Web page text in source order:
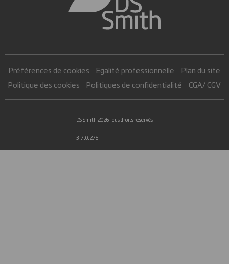
Préférences de cookies Egalité professionnelle
Plan du site
Politique des cookies
Politiques de confidentialité CGA/ CGV
DS Smith 2026 Tous droits réservés
3.7.0.276